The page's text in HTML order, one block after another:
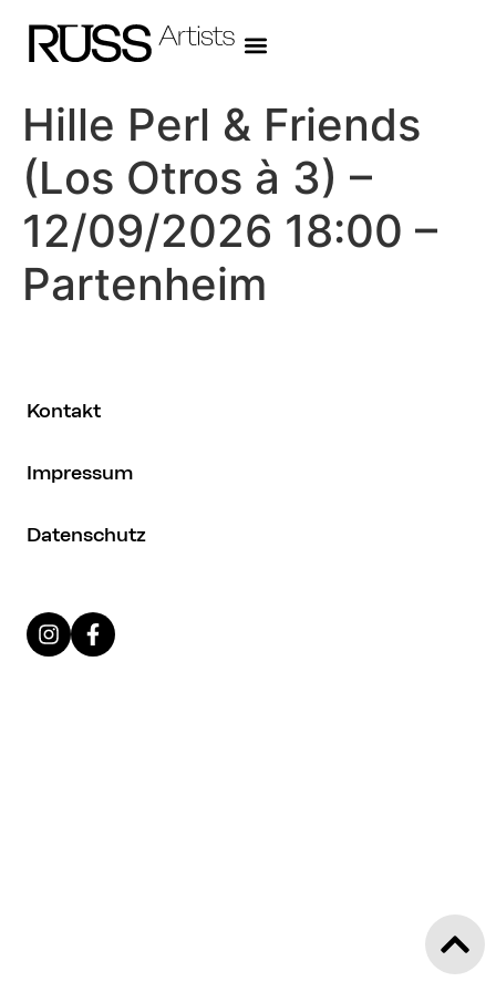
Hille Perl & Friends
(Los Otros à 3) –
12/09/2026 18:00 –
Partenheim
Kontakt
Impressum
Datenschutz